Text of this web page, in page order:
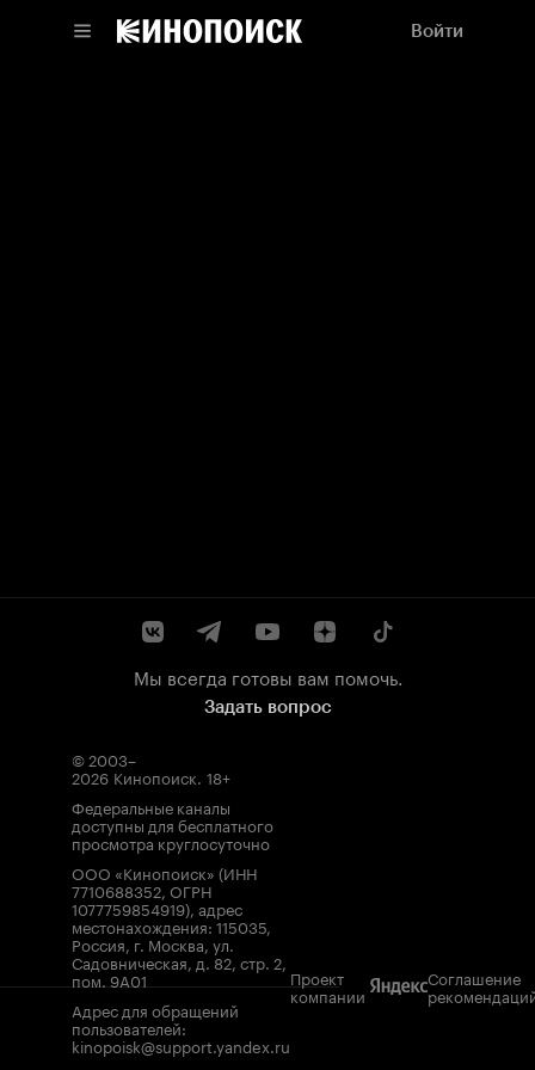
Войти
Мы всегда готовы вам помочь.
Задать вопрос
© 2003–
2026 Кинопоиск. 18+
Федеральные каналы
доступны для бесплатного
просмотра круглосуточно
ООО «Кинопоиск» (ИНН
7710688352, ОГРН
1077759854919), адрес
местонахождения: 115035,
Россия, г. Москва, ул.
Садовническая, д. 82, стр. 2,
пом. 9А01
Адрес для обращений
пользователей:
kinopoisk@support.yandex.ru
Проект
компании
Соглашение